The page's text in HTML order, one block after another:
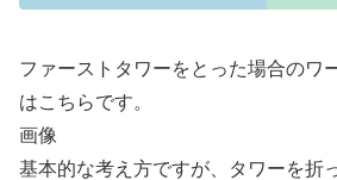
ファーストタワーをとった場合のワ
はこちらです。
画像
基本的な考え方ですが、タワーを折